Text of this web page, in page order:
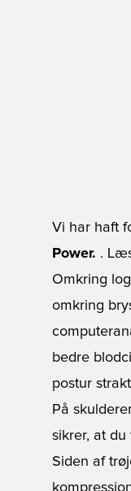
Vi har haft
Power. .
Omkring
omkring
bedre
postur
På
sikrer, at
Siden af